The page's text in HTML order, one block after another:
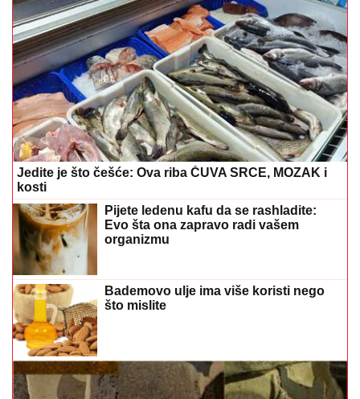
Jedite je što češće: Ova riba ČUVA SRCE, MOZAK i
kosti
Pijete ledenu kafu da se rashladite:
Evo šta ona zapravo radi vašem
organizmu
Bademovo ulje ima više koristi nego
što mislite